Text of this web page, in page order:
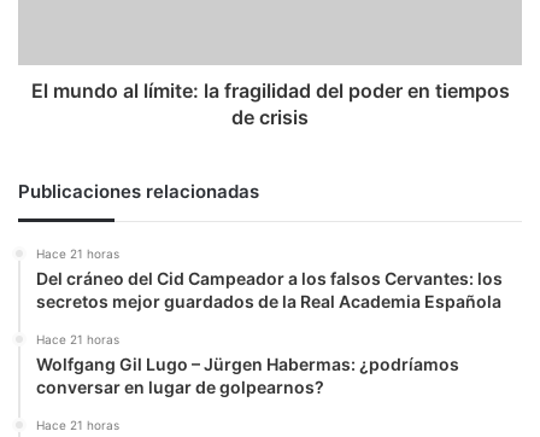
en
tiempos
El mundo al límite: la fragilidad del poder en tiempos
de crisis
Publicaciones relacionadas
Hace 21 horas
Del cráneo del Cid Campeador a los falsos Cervantes: los
secretos mejor guardados de la Real Academia Española
Hace 21 horas
Wolfgang Gil Lugo – Jürgen Habermas: ¿podríamos
conversar en lugar de golpearnos?
Hace 21 horas